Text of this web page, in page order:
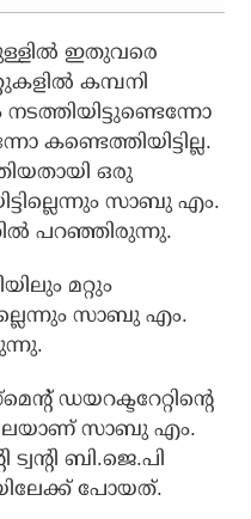
ഇതുവരെ
കമ്പനി
കണ്ടെത്തിയിട്ടില്ല.
ഒരു
സാബു എം.
പറഞ്ഞിരുന്നു.
മറ്റും
സാബു എം.
ഡയറക്ടറേറ്റിന്റെ
സാബു എം.
ബി.ജെ.പി
പോയത്.